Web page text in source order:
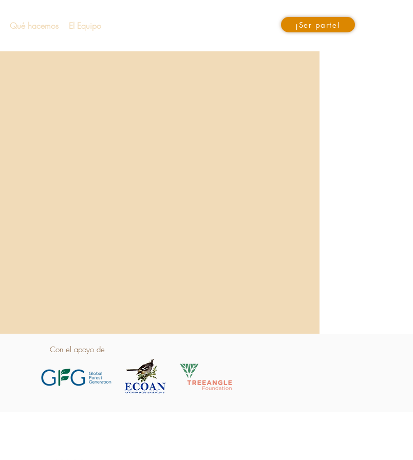
Qué hacemos El Equipo ¡Ser parte!
Con el apoyo de